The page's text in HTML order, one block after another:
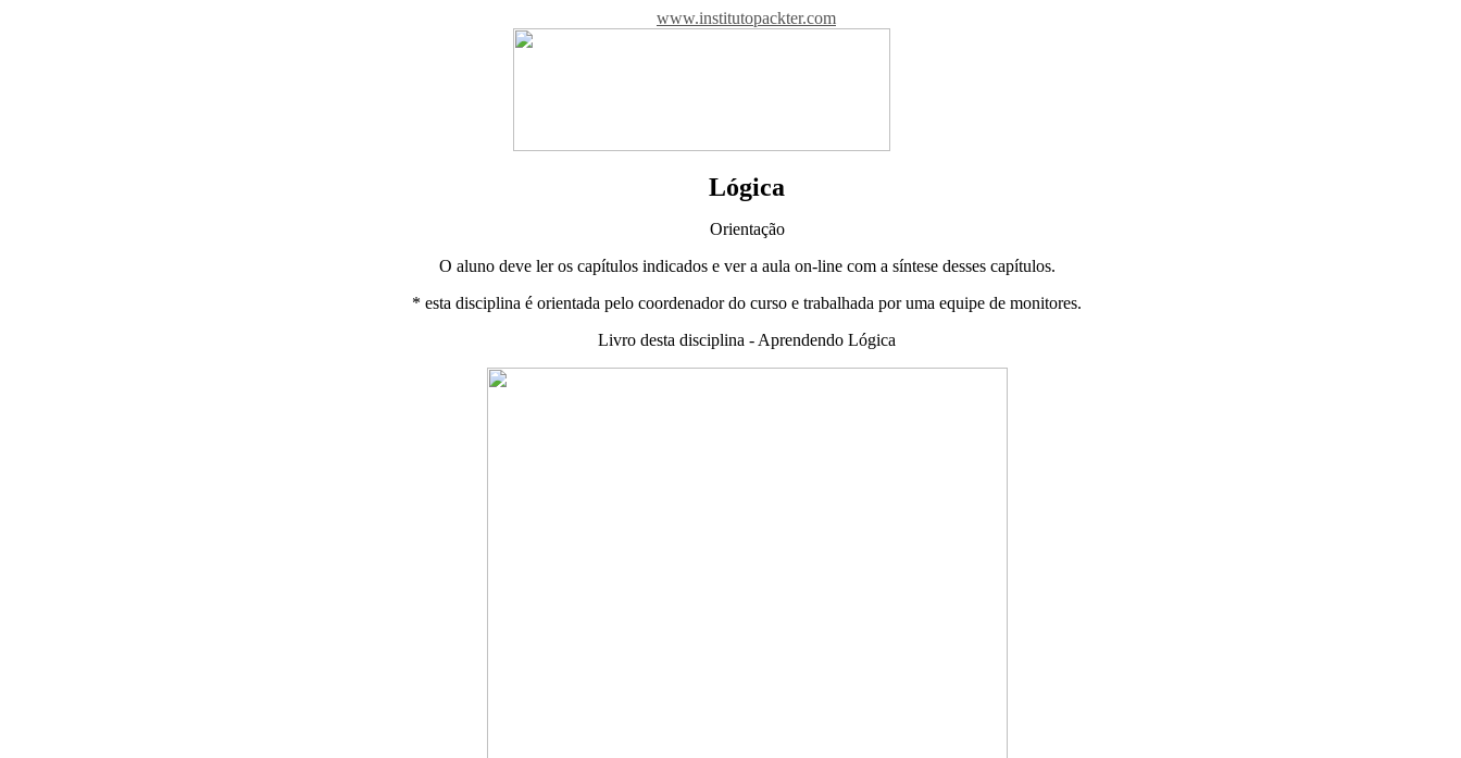
www.institutopackter.com
Lógica
Orientação
O aluno deve ler os capítulos indicados e ver a aula on-line com a síntese desses capítulos.
* esta disciplina é orientada pelo coordenador do curso e trabalhada por uma equipe de monitores.
Livro desta disciplina - Aprendendo Lógica